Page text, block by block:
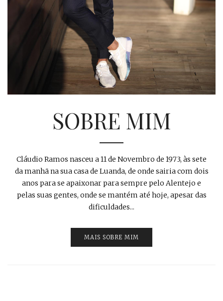
SOBRE MIM
Cláudio Ramos nasceu a 11 de Novembro de 1973, às sete
da manhã na sua casa de Luanda, de onde sairia com dois
anos para se apaixonar para sempre pelo Alentejo e
pelas suas gentes, onde se mantém até hoje, apesar das
dificuldades...
MAIS SOBRE MIM